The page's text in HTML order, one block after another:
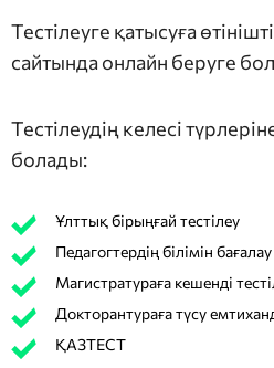
Тестілеуге қатысуға
сайтында онлайн беруге
Тестілеудің келесі
болады:
Ұлттық бірыңғай тестілеу
Педагогтердің білімін бағалау
Магистратураға кешенді
Докторантураға түсу
ҚАЗТЕСТ